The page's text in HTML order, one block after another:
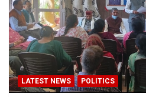
LATEST NEWS POLITICS